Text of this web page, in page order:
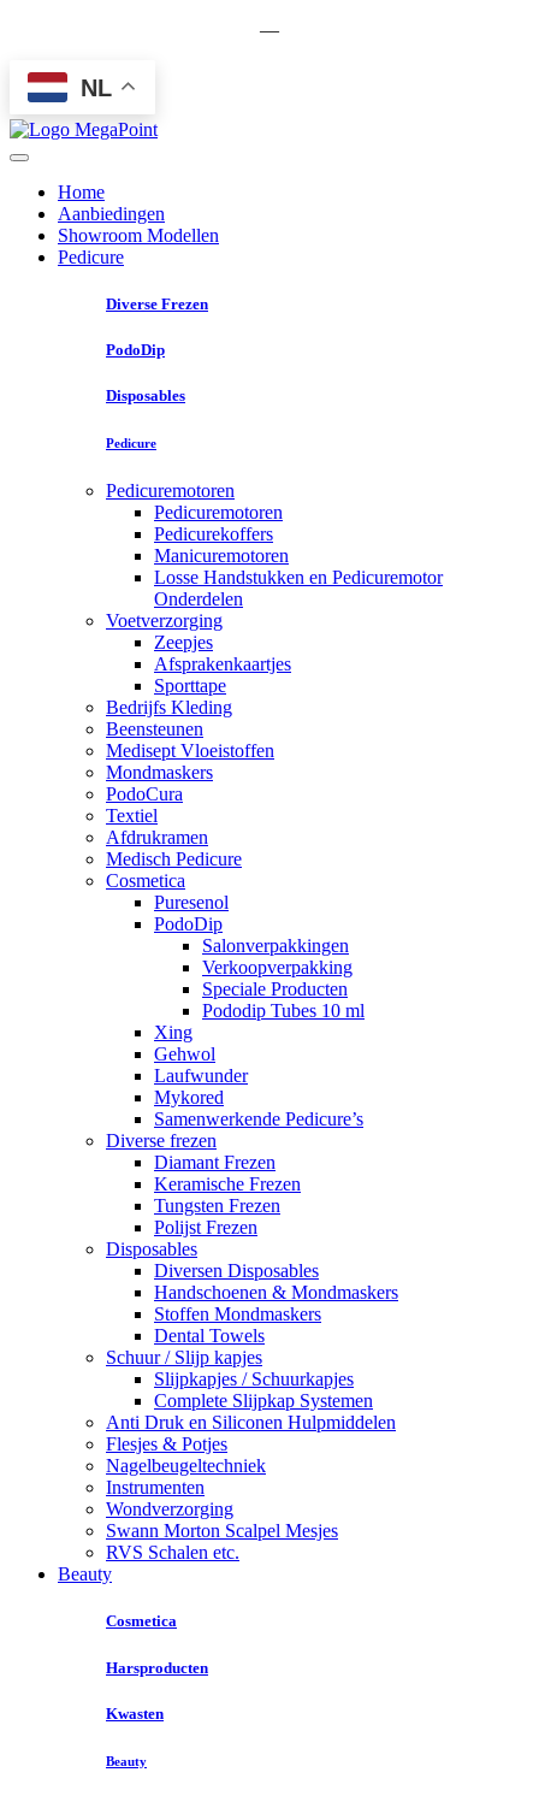
—
NL
Home
Aanbiedingen
Showroom Modellen
Pedicure
Diverse Frezen
PodoDip
Disposables
Pedicure
Pedicuremotoren
Pedicuremotoren
Pedicurekoffers
Manicuremotoren
Losse Handstukken en Pedicuremotor
Onderdelen
Voetverzorging
Zeepjes
Afsprakenkaartjes
Sporttape
Bedrijfs Kleding
Beensteunen
Medisept Vloeistoffen
Mondmaskers
PodoCura
Textiel
Afdrukramen
Medisch Pedicure
Cosmetica
Puresenol
PodoDip
Salonverpakkingen
Verkoopverpakking
Speciale Producten
Pododip Tubes 10 ml
Xing
Gehwol
Laufwunder
Mykored
Samenwerkende Pedicure’s
Diverse frezen
Diamant Frezen
Keramische Frezen
Tungsten Frezen
Polijst Frezen
Disposables
Diversen Disposables
Handschoenen & Mondmaskers
Stoffen Mondmaskers
Dental Towels
Schuur / Slijp kapjes
Slijpkapjes / Schuurkapjes
Complete Slijpkap Systemen
Anti Druk en Siliconen Hulpmiddelen
Flesjes & Potjes
Nagelbeugeltechniek
Instrumenten
Wondverzorging
Swann Morton Scalpel Mesjes
RVS Schalen etc.
Beauty
Cosmetica
Harsproducten
Kwasten
Beauty